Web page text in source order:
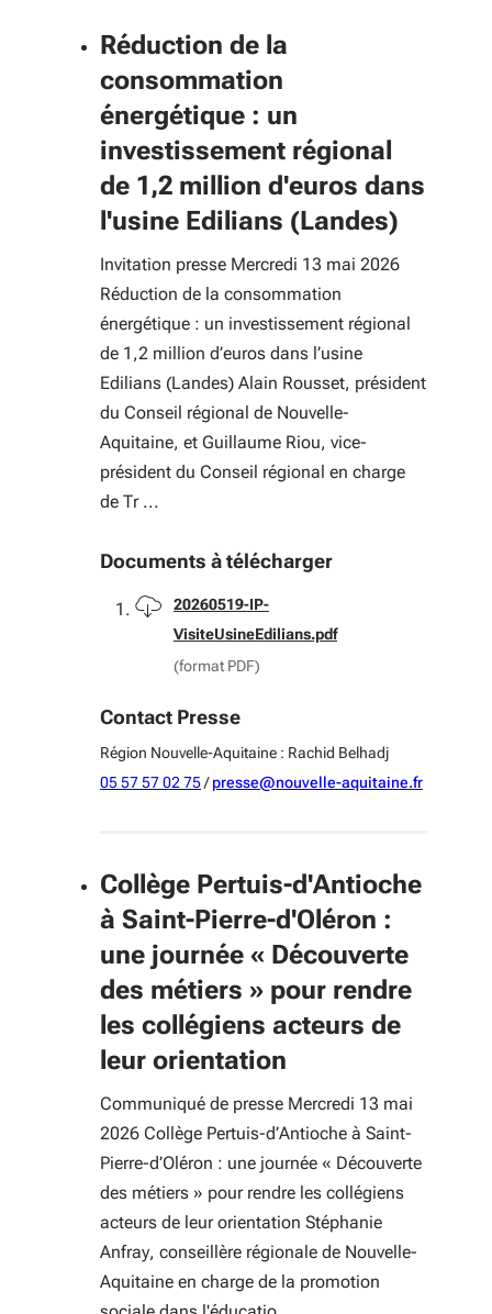
Réduction de la
consommation
énergétique : un
investissement régional
de 1,2 million d'euros dans
l'usine Edilians (Landes)
Invitation presse Mercredi 13 mai 2026
Réduction de la consommation
énergétique : un investissement régional
de 1,2 million d’euros dans l’usine
Edilians (Landes) Alain Rousset, président
du Conseil régional de Nouvelle-
Aquitaine, et Guillaume Riou, vice-
président du Conseil régional en charge
de Tr ...
Documents à télécharger
Télécharger
20260519-IP-
VisiteUsineEdilians.pdf
(format PDF)
Contact Presse
Région Nouvelle-Aquitaine : Rachid Belhadj
05 57 57 02 75/presse@nouvelle-aquitaine.fr
Collège Pertuis-d'Antioche
à Saint-Pierre-d'Oléron :
une journée « Découverte
des métiers » pour rendre
les collégiens acteurs de
leur orientation
Communiqué de presse Mercredi 13 mai
2026 Collège Pertuis-d’Antioche à Saint-
Pierre-d’Oléron : une journée « Découverte
des métiers » pour rendre les collégiens
acteurs de leur orientation Stéphanie
Anfray, conseillère régionale de Nouvelle-
Aquitaine en charge de la promotion